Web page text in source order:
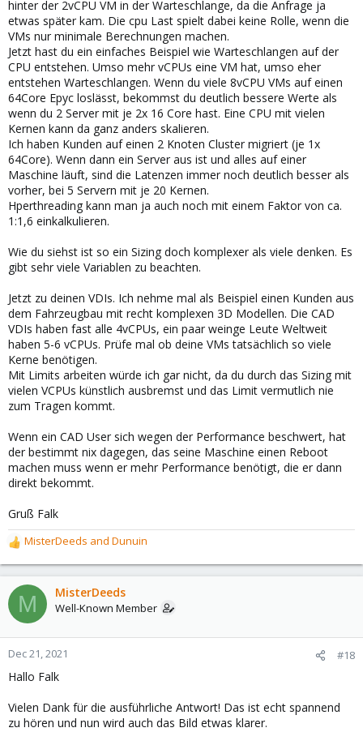
hinter der 2vCPU VM in der Warteschlange, da die Anfrage ja
etwas später kam. Die cpu Last spielt dabei keine Rolle, wenn die
VMs nur minimale Berechnungen machen.
Jetzt hast du ein einfaches Beispiel wie Warteschlangen auf der
CPU entstehen. Umso mehr vCPUs eine VM hat, umso eher
entstehen Warteschlangen. Wenn du viele 8vCPU VMs auf einen
64Core Epyc loslässt, bekommst du deutlich bessere Werte als
wenn du 2 Server mit je 2x 16 Core hast. Eine CPU mit vielen
Kernen kann da ganz anders skalieren.
Ich haben Kunden auf einen 2 Knoten Cluster migriert (je 1x
64Core). Wenn dann ein Server aus ist und alles auf einer
Maschine läuft, sind die Latenzen immer noch deutlich besser als
vorher, bei 5 Servern mit je 20 Kernen.
Hperthreading kann man ja auch noch mit einem Faktor von ca.
1:1,6 einkalkulieren.
Wie du siehst ist so ein Sizing doch komplexer als viele denken. Es
gibt sehr viele Variablen zu beachten.
Jetzt zu deinen VDIs. Ich nehme mal als Beispiel einen Kunden aus
dem Fahrzeugbau mit recht komplexen 3D Modellen. Die CAD
VDIs haben fast alle 4vCPUs, ein paar weinge Leute Weltweit
haben 5-6 vCPUs. Prüfe mal ob deine VMs tatsächlich so viele
Kerne benötigen.
Mit Limits arbeiten würde ich gar nicht, da du durch das Sizing mit
vielen VCPUs künstlich ausbremst und das Limit vermutlich nie
zum Tragen kommt.
Wenn ein CAD User sich wegen der Performance beschwert, hat
der bestimmt nix dagegen, das seine Maschine einen Reboot
machen muss wenn er mehr Performance benötigt, die er dann
direkt bekommt.
Gruß Falk
R
e
a
c
t
o
n
:
MisterDeeds and Dunuin
M MisterDeeds
Well-Known Member
Dec 21, 2021 #18
Hallo Falk
Vielen Dank für die ausführliche Antwort! Das ist echt spannend
zu hören und nun wird auch das Bild etwas klarer.